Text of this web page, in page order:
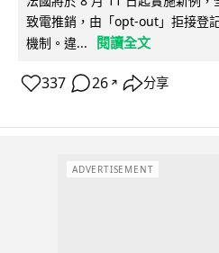
致電推銷，由「opt-out」拒接登
機制。違...
閱讀全文
337 26 ↗ 分享
ADVERTISEMENT